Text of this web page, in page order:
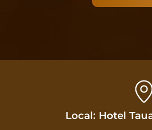
Local: Hotel